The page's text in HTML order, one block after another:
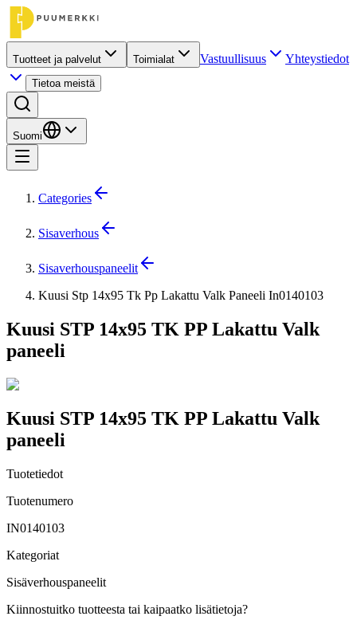
Tuotteet ja palvelut Toimialat Vastuullisuus Yhteystiedot
Tietoa meistä
Suomi
Categories
Sisaverhous
Sisaverhouspaneelit
Kuusi Stp 14x95 Tk Pp Lakattu Valk Paneeli In0140103
Kuusi STP 14x95 TK PP Lakattu Valk
paneeli
Kuusi STP 14x95 TK PP Lakattu Valk
paneeli
Tuotetiedot
Tuotenumero
IN0140103
Kategoriat
Sisäverhouspaneelit
Kiinnostuitko tuotteesta tai kaipaatko lisätietoja?